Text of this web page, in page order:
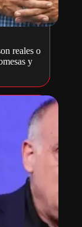
reales o
y